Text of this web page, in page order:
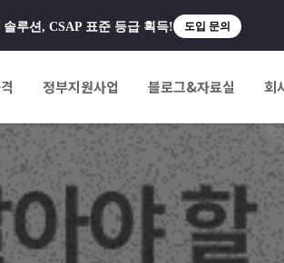
루션, CSAP 표준 등급 획득! 도입 문의
정부지원사업 블로그&자료실 회